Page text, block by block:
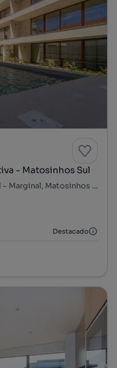
- Matosinhos Sul
Rua Brito Capelo, Matosinhos Sul - Marginal, Matosinhos e Leça da Palmeira, Matosinhos, Porto
Destacado